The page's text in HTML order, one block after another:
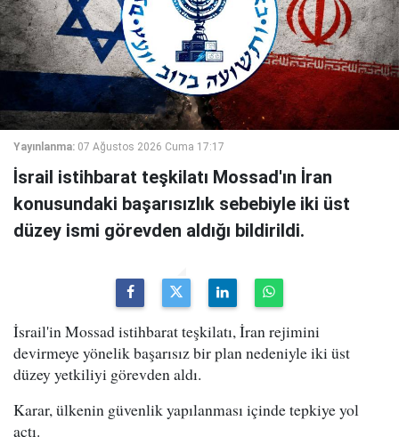
Yayınlanma: 07 Ağustos 2026 Cuma 17:17
İsrail istihbarat teşkilatı Mossad'ın İran
konusundaki başarısızlık sebebiyle iki üst
düzey ismi görevden aldığı bildirildi.
İsrail'in Mossad istihbarat teşkilatı, İran rejimini
devirmeye yönelik başarısız bir plan nedeniyle iki üst
düzey yetkiliyi görevden aldı.
Karar, ülkenin güvenlik yapılanması içinde tepkiye yol
açtı.